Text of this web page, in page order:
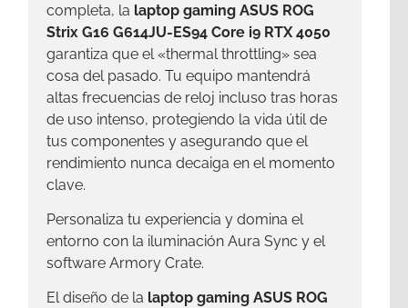
completa, la laptop gaming ASUS ROG
Strix G16 G614JU-ES94 Core i9 RTX 4050
garantiza que el «thermal throttling» sea
cosa del pasado. Tu equipo mantendrá
altas frecuencias de reloj incluso tras horas
de uso intenso, protegiendo la vida útil de
tus componentes y asegurando que el
rendimiento nunca decaiga en el momento
clave.
Personaliza tu experiencia y domina el
entorno con la iluminación Aura Sync y el
software Armory Crate.
El diseño de la laptop gaming ASUS ROG